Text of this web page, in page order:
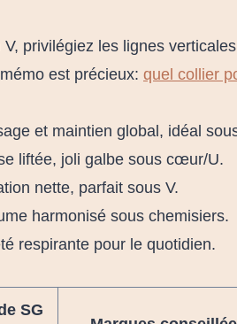
privilégiez les lignes
est précieux: quel collier
et maintien global, idéal
liftée, joli galbe sous cœur/U.
nette, parfait sous V.
harmonisé sous chemisiers.
respirante pour le quotidien.
SG